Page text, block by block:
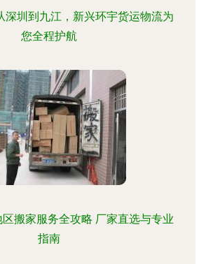
深圳到九江，新兴环宇货运物流为
您全程护航
搬家服务全攻略 厂家直选与专业
指南